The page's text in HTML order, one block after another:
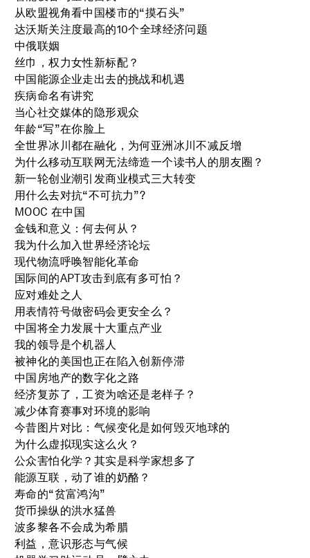
从欧盟视角看中国楼市的“摸石头”
达沃斯关注度最高的10个全球经济问题
中俄联姻
丝巾，权力女性新标配？
中国能源企业走出去的挑战和机遇
疾病命名有讲究
当心社交媒体的隐形观众
年龄“写”在你脸上
全世界冰川都在融化，为何亚洲冰川不减反增
为什么移动互联网无法缔造一个读书人的朋友圈？
新一轮创业潮引发商业模式三大转变
用什么去对抗“不可抗力”?
MOOC 在中国
金钱和意义：何去何从？
我为什么加入世界经济论坛
现代物流呼唤智能化革命
国际间的APT攻击到底有多可怕？
应对难处之人
用表情符号做密码会更安全么？
中国将全力发展十大重点产业
我的领导是个机器人
被神化的美国也正在陷入创新停滞
中国房地产的数字化之路
经济复苏了，工资为啥还是老样子？
减少体育赛事对环境的影响
今昔图片对比：气候变化是如何毁灭地球的
为什么虚拟现实这么火？
公众害怕化学？其实是科学家想多了
能源互联，动了谁的奶酪？
寿命的“贫富鸿沟”
货币操纵的洪水猛兽
波多黎各不会成为希腊
利益，意识形态与气候